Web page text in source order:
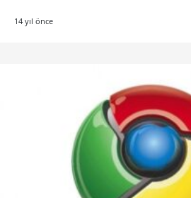
14 yıl önce